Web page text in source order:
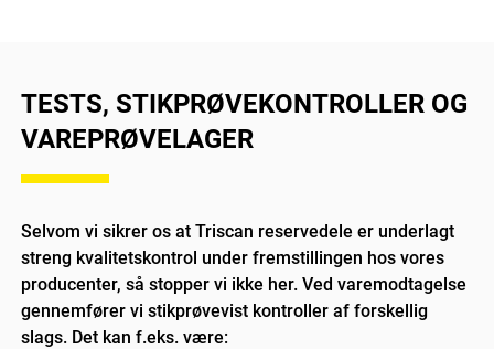
TESTS, STIKPRØVEKONTROLLER OG
VAREPRØVELAGER
Selvom vi sikrer os at Triscan reservedele er underlagt
streng kvalitetskontrol under fremstillingen hos vores
producenter, så stopper vi ikke her. Ved varemodtagelse
gennemfører vi stikprøvevist kontroller af forskellig
slags. Det kan f.eks. være: